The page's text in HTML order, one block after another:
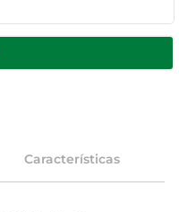
Características